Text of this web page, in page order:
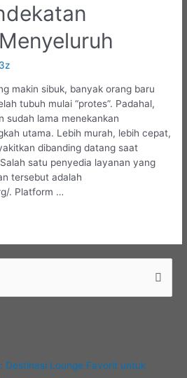
makin sibuk, banyak orang baru
tubuh mulai “protes”. Padahal,
sudah lama menekankan
utama. Lebih murah, lebih cepat,
dibanding datang saat
satu penyedia layanan yang
tersebut adalah
. Platform …
Destinasi Lounge Favorit untuk